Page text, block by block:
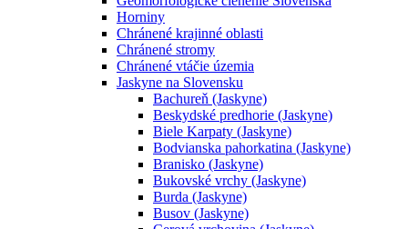
Horniny
Chránené krajinné oblasti
Chránené stromy
Chránené vtáčie územia
Jaskyne na Slovensku
Bachureň (Jaskyne)
Beskydské predhorie (Jaskyne)
Biele Karpaty (Jaskyne)
Bodvianska pahorkatina (Jaskyne)
Branisko (Jaskyne)
Bukovské vrchy (Jaskyne)
Burda (Jaskyne)
Busov (Jaskyne)